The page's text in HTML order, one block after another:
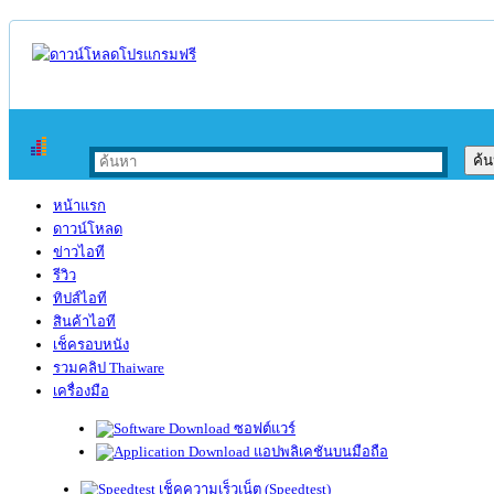
หน้าแรก
ดาวน์โหลด
ข่าวไอที
รีวิว
ทิปส์ไอที
สินค้าไอที
เช็ครอบหนัง
รวมคลิป Thaiware
เครื่องมือ
ซอฟต์แวร์
แอปพลิเคชันบนมือถือ
เช็คความเร็วเน็ต (Speedtest)